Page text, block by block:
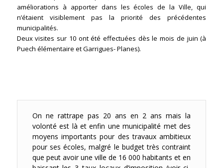
améliorations à apporter dans les écoles de la Ville, qui
n’étaient visiblement pas la priorité des précédentes
municipalités.
Deux visites sur 10 ont été effectuées dès le mois de juin (à
Puech élémentaire et Garrigues- Planes).
On ne rattrape pas 20 ans en 2 ans mais la
volonté est là et enfin une municipalité met des
moyens importants pour des travaux ambitieux
pour ses écoles, malgré le budget très contraint
que peut avoir une ville de 16 000 habitants et en